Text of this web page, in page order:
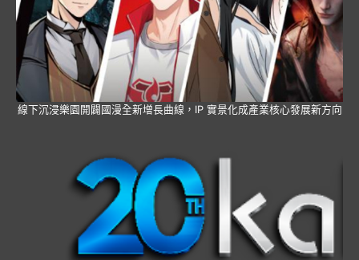
線下沉浸樂園開闢國漫全新增長曲線，IP 實景化成產業核心發展新方向